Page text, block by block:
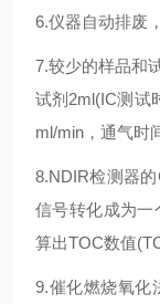
6.仪器自动排废
7.较少的样品和
试剂2ml(IC测试
ml/min，通气时
8.NDIR检测器
信号转化成为一
算出TOC数值
9.催化燃烧氧化